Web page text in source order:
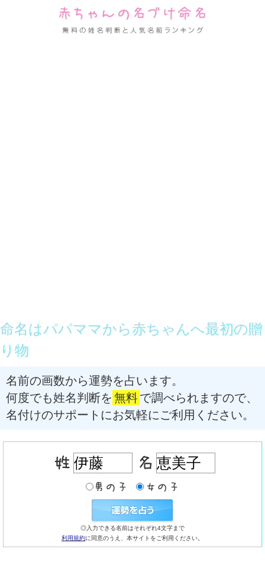
命名はパパママから赤ちゃんへ最初の贈
り物
名前の画数から運勢を占います。
何度でも姓名判断を 無料で調べられますので、
名付けのサポートにお気軽にご利用ください。
◎入力できる名前はそれぞれ4文字まで
利用規約に同意のうえ、本サイトをご利用ください。